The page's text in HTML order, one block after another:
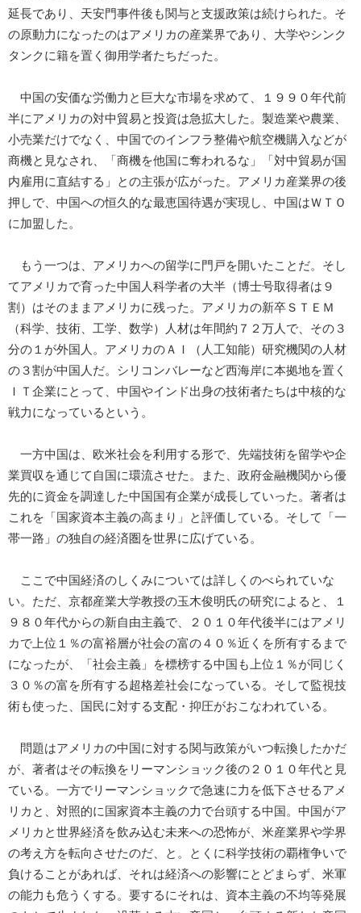
延長であり、天安門事件後も関与と支援政策は続けられた。そ
の原動力になったのはアメリカの産業界であり、大学やシンク
タンクに籍を置く御用学者たちだった。
中国の安価な労働力と巨大な市場を求めて、１９９０年代前
半にアメリカの対中貿易と投資は急拡大した。製造業や農業、
小売業だけでなく、中国でのインフラ整備や航空機購入などが
商機と見なされ、「商機を他国に奪われるな」「対中貿易が国
内雇用に直結する」との主張が広がった。アメリカ産業界の後
押しで、中国への恒久的な最恵国待遇が実現し、中国はＷＴＯ
に加盟した。
もう一つは、アメリカへの留学に門戸を開いたことだ。そし
てアメリカで育った中国人科学者の大半（博士号取得者は９
割）はそのままアメリカに残った。アメリカの新卒ＳＴＥＭ
（科学、技術、工学、数学）人材は年間約７２万人で、その３
分の１が外国人。アメリカのＡＩ（人工知能）研究機関の人材
の３割が中国人だ。シリコンバレーなど西海岸に本拠地を置く
ＩＴ企業にとって、中国やインド出身の技術者たちは中核的な
戦力になっているという。
一方中国は、欧米社会を利用する形で、先端技術を留学や企
業買収を通じて自国に環流させた。また、政府金融機関から優
先的に資金を調達した中国国有企業が成長していった。著者は
これを「国家資本主義の高まり」と評価している。そして「一
帯一路」の独自の経済圏を世界に広げている。
ここで中国経済のしくみについては詳しくのべられていな
い。ただ、京都産業大学教授の玉木俊明氏の研究によると、１
９８０年代からの新自由主義で、２０１０年代後半にはアメリ
カで上位１％の富裕層が社会の富の４０％近くを所有するまで
になったが、「社会主義」を標榜する中国も上位１％が同じく
３０％の富を所有する超格差社会になっている。そして監視技
術も使った、国民に対する支配・抑圧がおこなわれている。
問題はアメリカの中国に対する関与政策がいつ転換したかだ
が、著者はその転換をリーマンショック後の２０１０年代と見
ている。一方でリーマンショックで急速に力を低下させるアメ
リカと、対照的に国家資本主義の力で台頭する中国。中国がア
メリカと世界経済を飲み込む未来への恐怖が、米産業界や学界
の考え方を転向させたのだ、と。とくに科学技術の覇権争いで
負けることがあれば、それは経済への影響にとどまらず、米軍
の能力も危うくする。要するにそれは、資本主義の不均等発展